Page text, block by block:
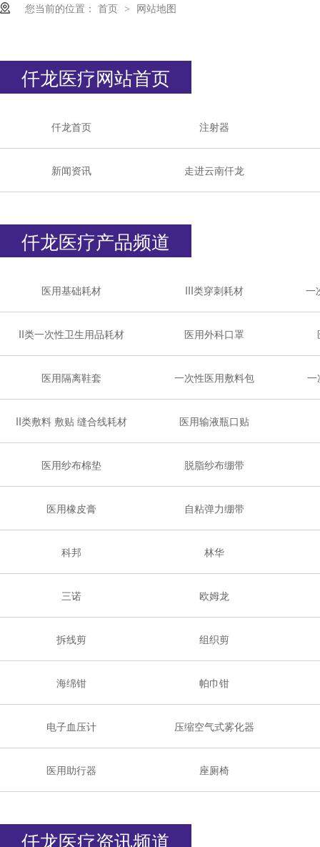
您当前的位置： 首页 > 网站地图
仟龙医疗网站首页
仟龙首页 注射器
新闻资讯 走进云南仟龙
仟龙医疗产品频道
医用基础耗材 III类穿刺耗材 一
II类一次性卫生用品耗材 医用外科口罩
医用隔离鞋套 一次性医用敷料包 一
II类敷料 敷贴 缝合线耗材 医用输液瓶口贴
医用纱布棉垫 脱脂纱布绷带
医用橡皮膏 自粘弹力绷带
科邦 林华
三诺 欧姆龙
拆线剪 组织剪
海绵钳 帕巾钳
电子血压计 压缩空气式雾化器
医用助行器 座厕椅
仟龙医疗资讯频道